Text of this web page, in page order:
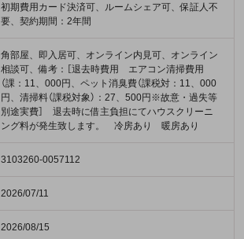
初期費用カード決済可、ルームシェア可、保証人不
要、契約期間：2年間
角部屋、即入居可、オンライン内見可、オンライン
相談可、備考：［退去時費用 エアコン清掃費用
（課：11、000円、ペット消臭費（課税対：11、000
円、清掃料（課税対象）：27、500円※故意・過失等
別途実費］ 退去時に借主負担にてハウスクリーニ
ング料が発生致します。 冷房あり 暖房あり
3103260-0057112
2026/07/11
2026/08/15